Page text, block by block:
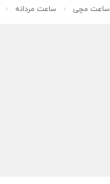
ساعت مچی / ساعت مردانه /